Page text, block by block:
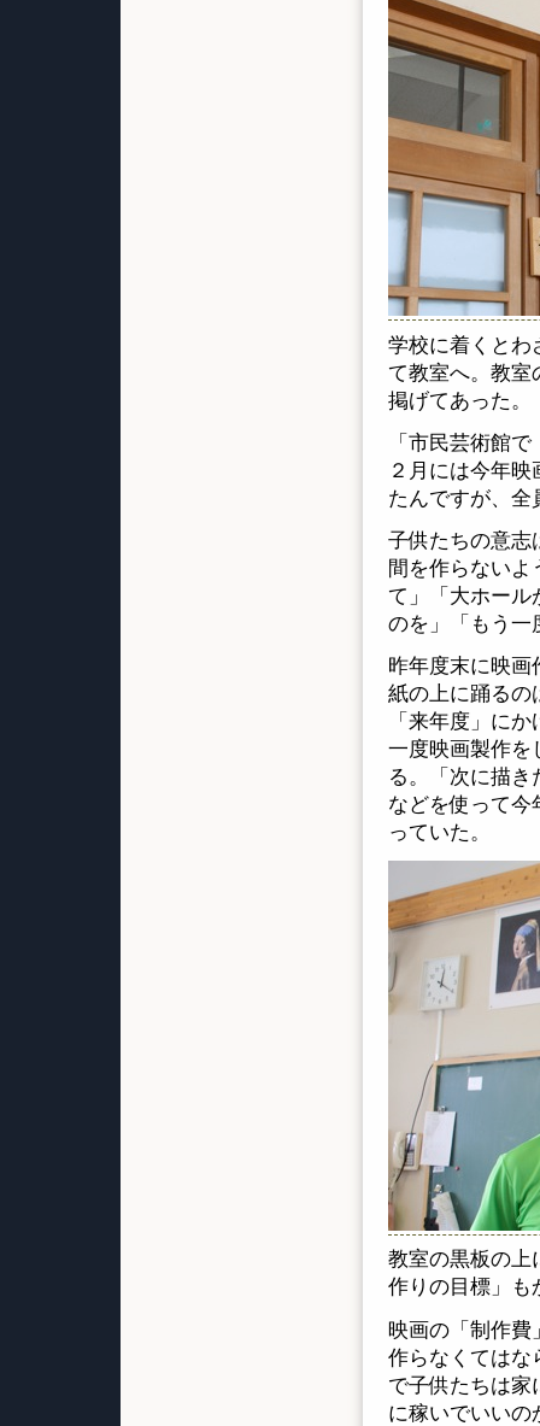
学校に着くとわ
て教室へ。教室
掲げてあった。
「市民芸術館
２月には今年
たんですが、全
子供たちの意志
間を作らない
て」「大ホール
のを」「もう一
昨年度末に映画
紙の上に踊るの
「来年度」に
一度映画製作を
る。「次に描
などを使って今
っていた。
教室の黒板の上
作りの目標」も
映画の「制作費
作らなくてはな
で子供たちは家
に稼いでいいの